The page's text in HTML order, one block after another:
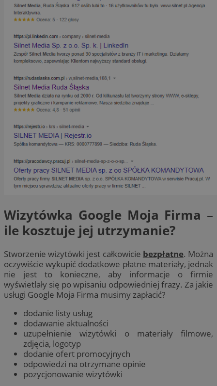
Wizytówka Google Moja Firma –
ile kosztuje jej utrzymanie?
Stworzenie wizytówki jest całkowicie bezpłatne. Można
oczywiście wykupić dodatkowe płatne materiały, jednak
nie jest to konieczne, aby informacje o firmie
wyświetlały się po wpisaniu odpowiedniej frazy. Za jakie
usługi Google Moja Firma musimy zapłacić?
dodanie listy usług
dodawanie aktualności
uzupełnienie wizytówki o materiały filmowe,
zdjęcia, logotyp
dodanie ofert promocyjnych
odpowiedzi na otrzymane opinie
pozycjonowanie wizytówki